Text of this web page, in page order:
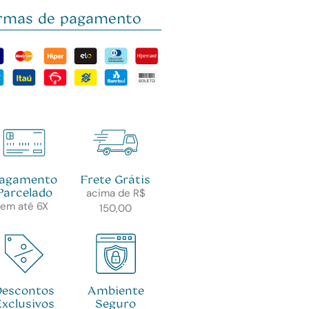
de pagamento
em até 6X
Frete Grátis
acima de R$
150,00
Ambiente
Seguro